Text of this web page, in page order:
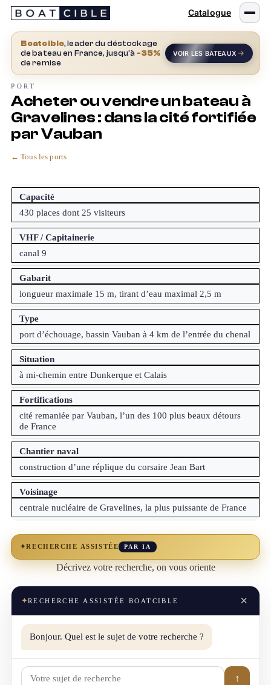
Passer
Catalogue
Boatcible, leader du déstockage
de bateau en France, jusqu'à -35%
de remise
VOIR LES BATEAUX
PORT
Acheter ou vendre un bateau à
Gravelines : dans la cité fortifiée
par Vauban
← Tous les ports
Capacité
430 places dont 25 visiteurs
VHF / Capitainerie
canal 9
Gabarit
longueur maximale 15 m, tirant d’eau maximal 2,5 m
Type
port d’échouage, bassin Vauban à 4 km de l’entrée du chenal
Situation
à mi-chemin entre Dunkerque et Calais
Fortifications
cité remaniée par Vauban, l’un des 100 plus beaux détours
de France
Chantier naval
construction d’une réplique du corsaire Jean Bart
Voisinage
centrale nucléaire de Gravelines, la plus puissante de France
✦RECHERCHE ASSISTÉE PAR IA
Décrivez votre recherche, on vous oriente
✦RECHERCHE ASSISTÉE BOATCIBLE ×
Bonjour. Quel est le sujet de votre recherche ?
↑